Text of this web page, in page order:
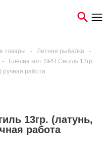
товары - Летняя рыбалка
-
-
Блесна кол. SPH Сегиль 13гр.
ручная работа
13гр. (латунь,
работа